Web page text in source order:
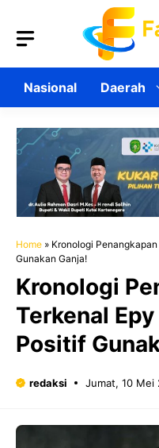
Nasional Daerah
Home » Kronologi
Gunakan Ganja!
Kronologi
Terkenal
Positif
redaksi Jumat, 10 Mei